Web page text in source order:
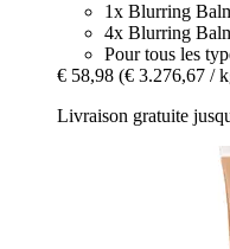
1x Blurring
4x Blurring
Pour tous les
€ 58,98 (€ 3.276,67 /
Livraison gratuite